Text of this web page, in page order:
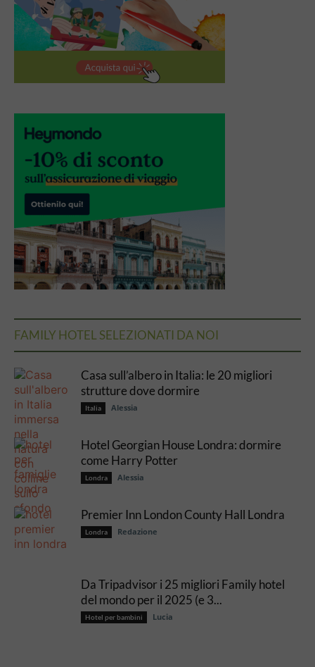
FAMILY HOTEL SELEZIONATI DA NOI
Casa sull’albero in Italia: le 20 migliori
strutture dove dormire
Italia Alessia
Hotel Georgian House Londra: dormire
come Harry Potter
Londra Alessia
Premier Inn London County Hall Londra
Londra Redazione
Da Tripadvisor i 25 migliori Family hotel
del mondo per il 2025 (e 3...
Hotel per bambini Lucia